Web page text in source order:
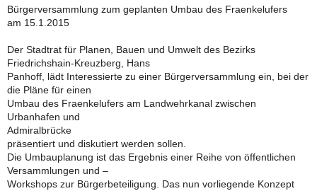
Bürgerversammlung zum geplanten Umbau des Fraenkelufers
am 15.1.2015
Der Stadtrat für Planen, Bauen und Umwelt des Bezirks
Friedrichshain-Kreuzberg, Hans
Panhoff, lädt Interessierte zu einer Bürgerversammlung ein, bei der
die Pläne für einen
Umbau des Fraenkelufers am Landwehrkanal zwischen
Urbanhafen und
Admiralbrücke
präsentiert und diskutiert werden sollen.
Die Umbauplanung ist das Ergebnis einer Reihe von öffentlichen
Versammlungen und –
Workshops zur Bürgerbeteiligung. Das nun vorliegende Konzept